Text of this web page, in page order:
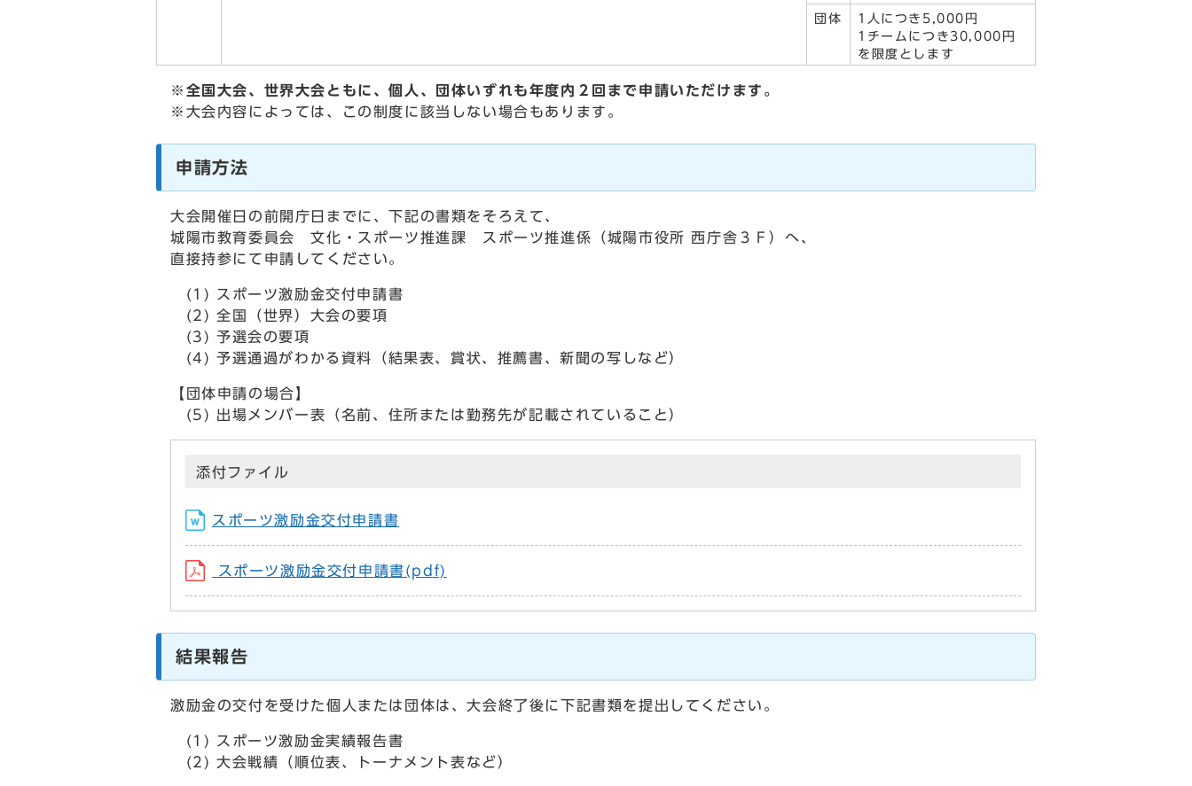
団体
1人につき5,000円
1チームにつき30,000円
を限度とします
※全国大会、世界大会ともに、個人、団体いずれも年度内２回まで申請いただけます。
※大会内容によっては、この制度に該当しない場合もあります。
申請方法
大会開催日の前開庁日までに、下記の書類をそろえて、
城陽市教育委員会 文化・スポーツ推進課 スポーツ推進係（城陽市役所 西庁舎３Ｆ）へ、
直接持参にて申請してください。
(1) スポーツ激励金交付申請書
(2) 全国（世界）大会の要項
(3) 予選会の要項
(4) 予選通過がわかる資料（結果表、賞状、推薦書、新聞の写しなど）
【団体申請の場合】
(5) 出場メンバー表（名前、住所または勤務先が記載されていること）
添付ファイル
スポーツ激励金交付申請書
スポーツ激励金交付申請書(pdf)
結果報告
激励金の交付を受けた個人または団体は、大会終了後に下記書類を提出してください。
(1) スポーツ激励金実績報告書
(2) 大会戦績（順位表、トーナメント表など）